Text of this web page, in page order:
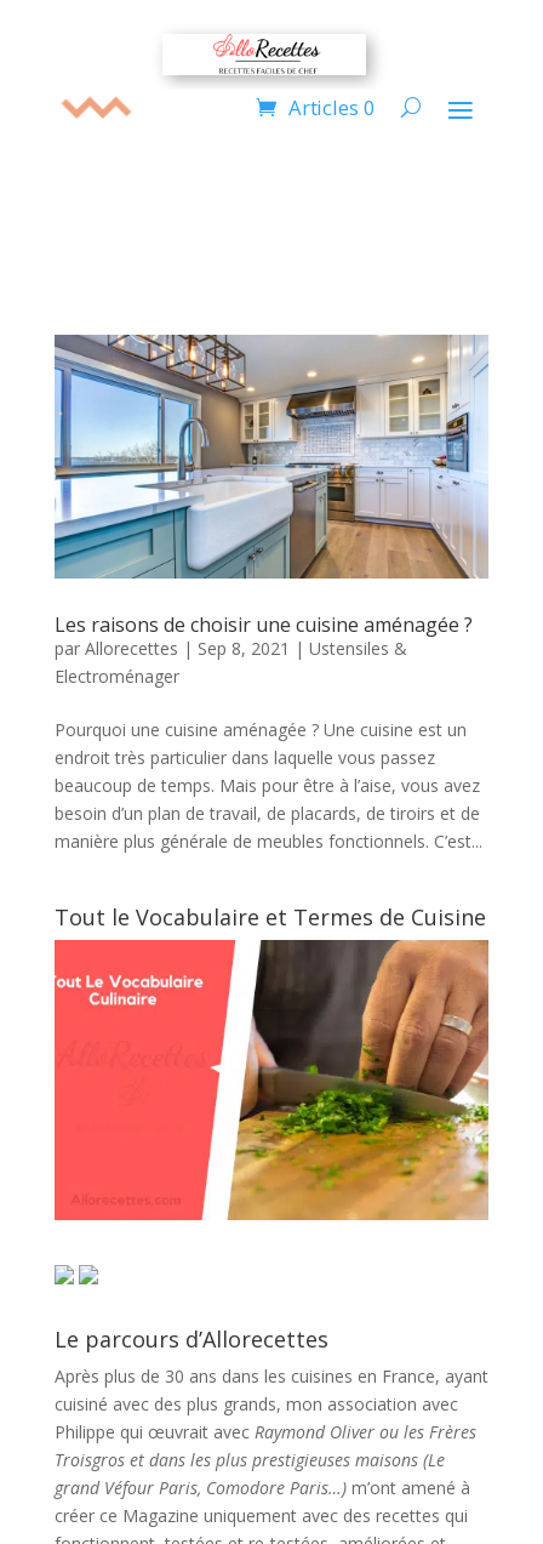
Articles 0
Les raisons de choisir une cuisine aménagée ?
par Allorecettes | Sep 8, 2021 | Ustensiles &
Electroménager
Pourquoi une cuisine aménagée ? Une cuisine est un
endroit très particulier dans laquelle vous passez
beaucoup de temps. Mais pour être à l’aise, vous avez
besoin d’un plan de travail, de placards, de tiroirs et de
manière plus générale de meubles fonctionnels. C’est...
Tout le Vocabulaire et Termes de Cuisine
Le parcours d’Allorecettes
Après plus de 30 ans dans les cuisines en France, ayant
cuisiné avec des plus grands, mon association avec
Philippe qui œuvrait avec Raymond Oliver ou les Frères
Troisgros et dans les plus prestigieuses maisons (Le
grand Véfour Paris, Comodore Paris…)m’ont amené à
créer ce Magazine uniquement avec des recettes qui